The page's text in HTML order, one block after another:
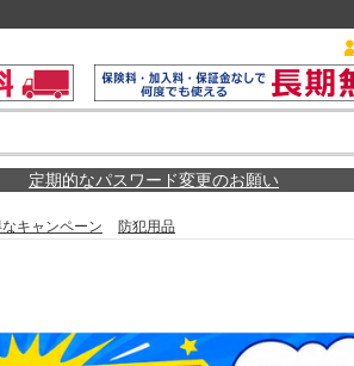
定期的なパスワード変更のお願い
なキャンペーン 防犯用品